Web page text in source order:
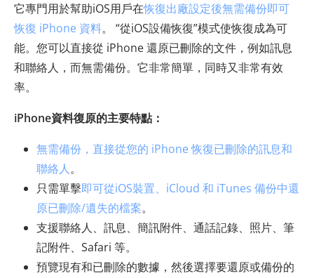
它專門用於幫助iOS用戶在恢復出廠設定後無需備份即可
恢復 iPhone 資料。 “從iOS設備恢復”模式使恢復成為可
能。您可以直接從 iPhone 還原已刪除的文件，例如訊息
和聯絡人，而無需備份。它非常簡單，同時又非常有效
率。
iPhone資料復原的主要特點：
無需備份，直接從您的 iPhone 恢復已刪除的訊息和
聯絡人。
只需單擊即可從iOS裝置、iCloud 和 iTunes 備份中還
原已刪除/遺失的檔案。
支援聯絡人、訊息、簡訊附件、通話記錄、照片、筆
記附件、Safari 等。
預覽現有和已刪除的數據，然後選擇要還原或備份的